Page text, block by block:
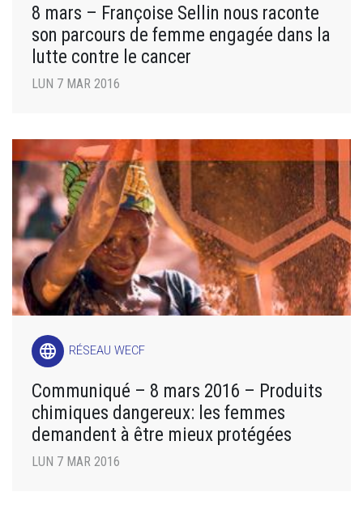
8 mars – Françoise Sellin nous raconte
son parcours de femme engagée dans la
lutte contre le cancer
LUN 7 MAR 2016
language RÉSEAU WECF
Communiqué – 8 mars 2016 – Produits
chimiques dangereux: les femmes
demandent à être mieux protégées
LUN 7 MAR 2016